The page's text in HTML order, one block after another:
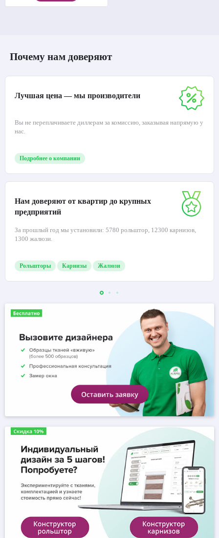
Почему нам доверяют
Лучшая цена — мы производители
Вы не переплачиваете диллерам за комиссию, заказывая напрямую у
нас.
Подробнее о компании
Нам доверяют от квартир до крупных
предприятий
За прошлый год мы установили: 5780 рольштор, 12300 карнизов,
1300 жалюзи.
Рольшторы Карнизы Жалюзи